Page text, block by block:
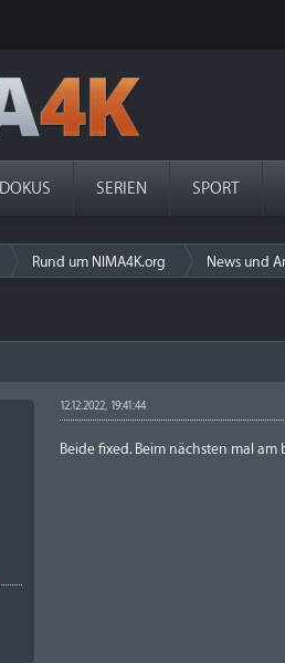
DOKUS SERIEN SPORT
Rund um NIMA4K.org News und
12.12.2022, 19:41:44
Beide fixed. Beim nächsten mal